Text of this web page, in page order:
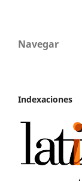
Navegar
Indexaciones